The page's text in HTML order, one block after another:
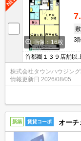
画像：16枚
敷
3
首都圏１３９店舗以
合ったお部屋をお探
まとめてご紹介☆何
株式会社タウンハウジン
情報更新日 2026/08/05
新築 賃貸コーポ オーチ